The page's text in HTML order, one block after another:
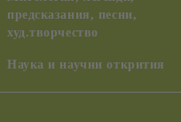
предсказания, песни,
худ.творчество
Наука и научни открития